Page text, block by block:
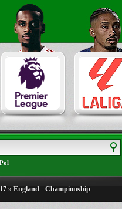
» England - Championship